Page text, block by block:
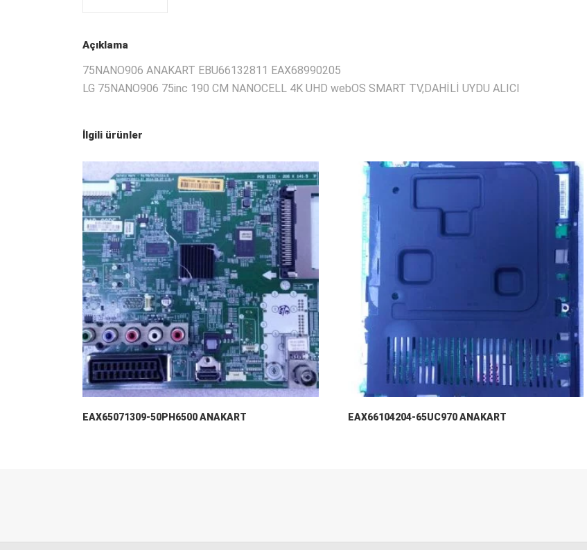
Açıklama
75NANO906 ANAKART EBU66132811 EAX68990205
LG 75NANO906 75inc 190 CM NANOCELL 4K UHD webOS SMART TV,DAHİLİ UYDU ALICI
İlgili ürünler
EAX65071309-50PH6500 ANAKART EAX66104204-65UC970 ANAKART